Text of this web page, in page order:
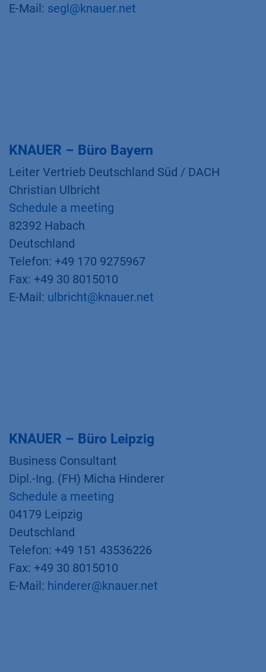
E-Mail: segl@knauer.net
KNAUER – Büro Bayern
Leiter Vertrieb Deutschland Süd / DACH
Christian Ulbricht
Schedule a meeting
82392 Habach
Deutschland
Telefon: +49 170 9275967
Fax: +49 30 8015010
E-Mail: ulbricht@knauer.net
KNAUER – Büro Leipzig
Business Consultant
Dipl.-Ing. (FH) Micha Hinderer
Schedule a meeting
04179 Leipzig
Deutschland
Telefon: +49 151 43536226
Fax: +49 30 8015010
E-Mail: hinderer@knauer.net